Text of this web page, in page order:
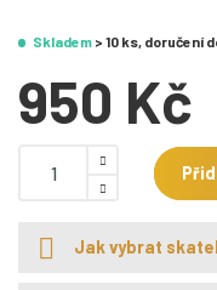
Skladem > 10 ks, doručení
950 Kč
Jak vybrat